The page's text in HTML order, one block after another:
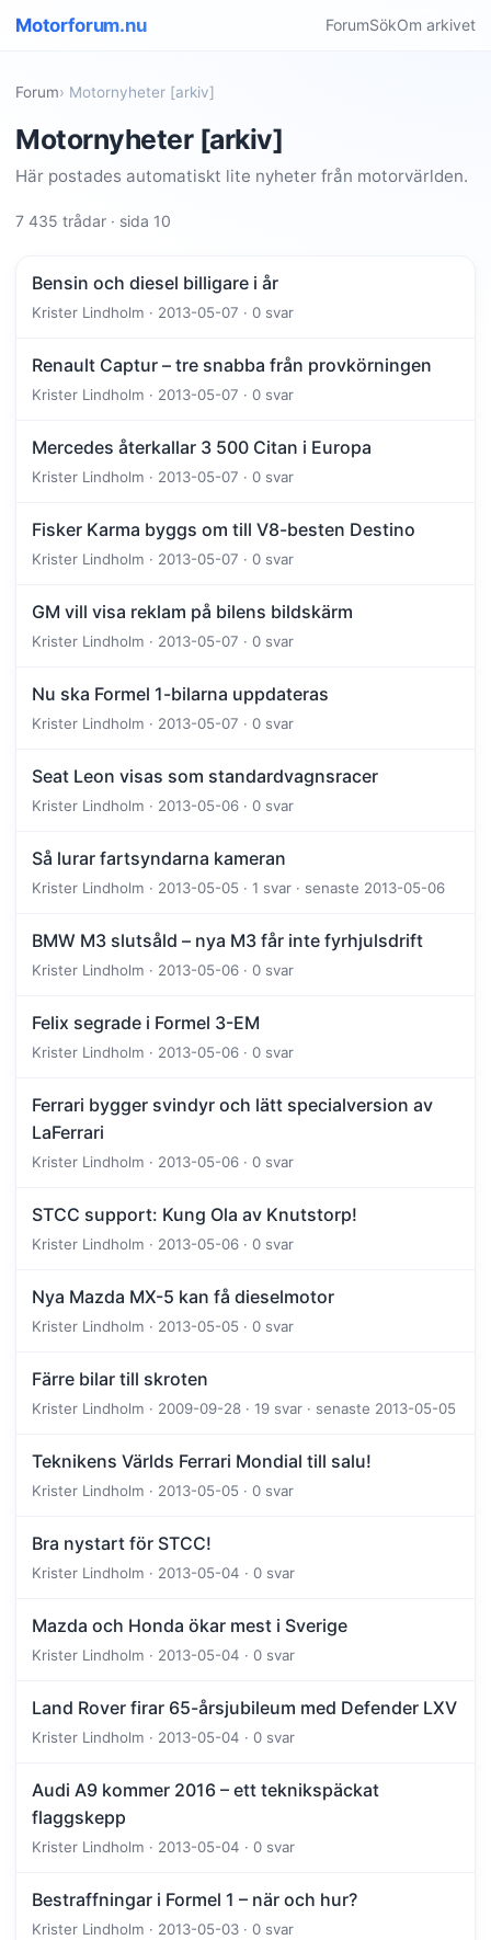
Motorforum.nu ForumSökOm arkivet
Forum› Motornyheter [arkiv]
Motornyheter [arkiv]
Här postades automatiskt lite nyheter från motorvärlden.
7 435 trådar · sida 10
Bensin och diesel billigare i år
Krister Lindholm · 2013-05-07 · 0 svar
Renault Captur – tre snabba från provkörningen
Krister Lindholm · 2013-05-07 · 0 svar
Mercedes återkallar 3 500 Citan i Europa
Krister Lindholm · 2013-05-07 · 0 svar
Fisker Karma byggs om till V8-besten Destino
Krister Lindholm · 2013-05-07 · 0 svar
GM vill visa reklam på bilens bildskärm
Krister Lindholm · 2013-05-07 · 0 svar
Nu ska Formel 1-bilarna uppdateras
Krister Lindholm · 2013-05-07 · 0 svar
Seat Leon visas som standardvagnsracer
Krister Lindholm · 2013-05-06 · 0 svar
Så lurar fartsyndarna kameran
Krister Lindholm · 2013-05-05 · 1 svar · senaste 2013-05-06
BMW M3 slutsåld – nya M3 får inte fyrhjulsdrift
Krister Lindholm · 2013-05-06 · 0 svar
Felix segrade i Formel 3-EM
Krister Lindholm · 2013-05-06 · 0 svar
Ferrari bygger svindyr och lätt specialversion av
LaFerrari
Krister Lindholm · 2013-05-06 · 0 svar
STCC support: Kung Ola av Knutstorp!
Krister Lindholm · 2013-05-06 · 0 svar
Nya Mazda MX-5 kan få dieselmotor
Krister Lindholm · 2013-05-05 · 0 svar
Färre bilar till skroten
Krister Lindholm · 2009-09-28 · 19 svar · senaste 2013-05-05
Teknikens Världs Ferrari Mondial till salu!
Krister Lindholm · 2013-05-05 · 0 svar
Bra nystart för STCC!
Krister Lindholm · 2013-05-04 · 0 svar
Mazda och Honda ökar mest i Sverige
Krister Lindholm · 2013-05-04 · 0 svar
Land Rover firar 65-årsjubileum med Defender LXV
Krister Lindholm · 2013-05-04 · 0 svar
Audi A9 kommer 2016 – ett teknikspäckat
flaggskepp
Krister Lindholm · 2013-05-04 · 0 svar
Bestraffningar i Formel 1 – när och hur?
Krister Lindholm · 2013-05-03 · 0 svar